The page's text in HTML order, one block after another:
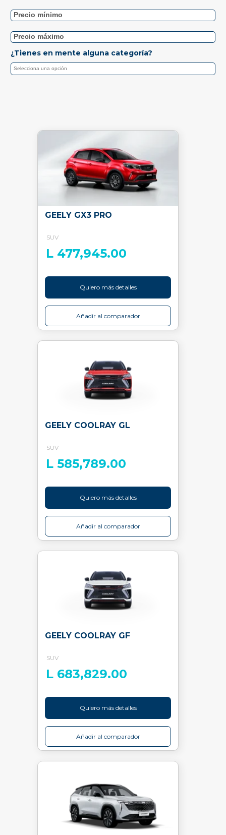
¿Tienes en mente alguna categoría?
GEELY GX3 PRO
SUV
L 477,945.00
Quiero más detalles
Añadir al comparador
GEELY COOLRAY GL
SUV
L 585,789.00
Quiero más detalles
Añadir al comparador
GEELY COOLRAY GF
SUV
L 683,829.00
Quiero más detalles
Añadir al comparador